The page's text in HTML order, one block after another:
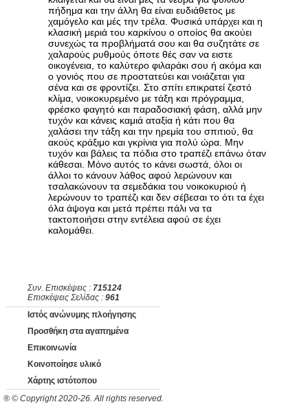
πήδημα και την άλλη θα είναι ευδιάθετος με
χαμόγελο και μές την τρέλα. Φυσικά υπάρχει και η
κλασική μεριά του καρκίνου ο οποίος θα ακούει
συνεχώς τα προβλήματά σου και θα συζητάτε σε
χαλαρούς ρυθμούς όποτε θές σαν να ειστε
οικογένεια, το καλύτερο φιλαράκι σου ή ακόμα και
ο γονιός που σε προστατεύει και νοιάζεται για
σένα και σε φροντίζει. Στο σπίτι επικρατεί ζεστό
κλίμα, νοικοκυρεμένο με τάξη και πρόγραμμα,
φρέσκο φαγητό και παραδοσιακή φάση, αλλά μην
τυχόν και κάνεις καμιά αταξία ή κάτι που θα
χαλάσει την τάξη και την ηρεμία του σπιτιού, θα
ακούς κράξιμο και γκρίνια για πολύ ώρα. Μην
τυχόν και βάλεις τα πόδια στο τραπέζι επάνω όταν
κάθεσαι. Μόνο αυτός το κάνει σωστά, όλοι οι
άλλοι το κάνουν λάθος αφού λερώνουν και
τσαλακώνουν τα σεμεδάκια του νοικοκυριού ή
λερώνουν το τραπέζι και δεν σέβεσαι το ότι τα έχει
όλα άψογα και μετά πρέπει πάλι να τα
τακτοποιήσει στην εντέλεια αφού σε έχει
καλομάθει.
Συν. Επισκέψεις : 715124
Επισκέψεις Σελίδας : 961
Ιστός ανώνυμης πλοήγησης
Προσθήκη στα αγαπημένα
Επικοινωνία
Κοινοποίησε υλικό
Χάρτης ιστότοπου
® © Copyright 2020-26. All rights reserved.